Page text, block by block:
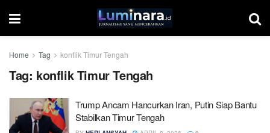
Home Tag konflik Timur Tengah
Tag: konflik Timur Tengah
Trump Ancam Hancurkan Iran, Putin Siap Bantu
Stabilkan Timur Tengah